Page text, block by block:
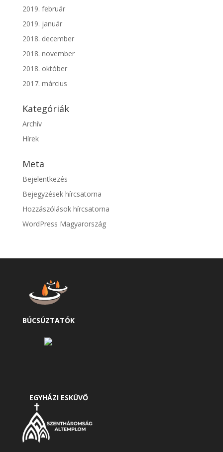
2019. február
2019. január
2018. december
2018. november
2018. október
2017. március
Kategóriák
Archív
Hírek
Meta
Bejelentkezés
Bejegyzések hírcsatorna
Hozzászólások hírcsatorna
WordPress Magyarország
BÚCSÚZTATÓK
EGYHÁZI ESKÜVŐ